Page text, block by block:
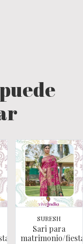
cere..
SURESH
Sari para
matrimonio/